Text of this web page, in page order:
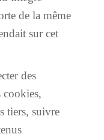
de la même
sur cet
des
cookies,
tiers, suivre